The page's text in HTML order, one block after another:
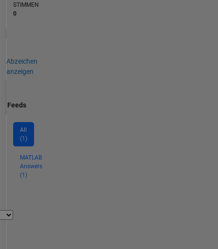
STIMMEN
0
Abzeichen
anzeigen
Feeds
All
(1)
MATLAB
Answers
(1)